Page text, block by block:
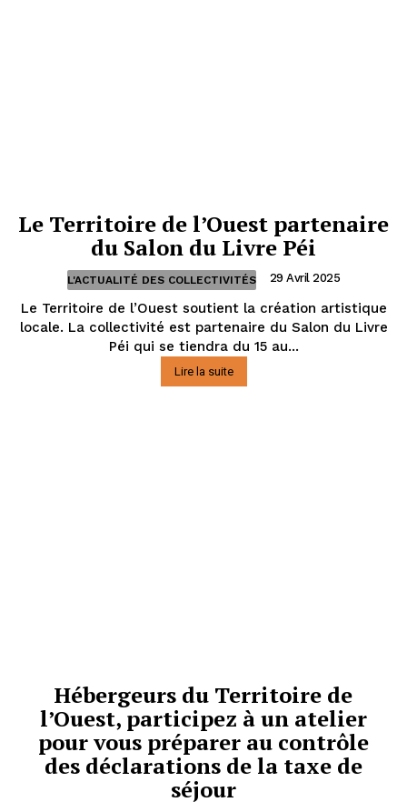
Le Territoire de l’Ouest partenaire
du Salon du Livre Péi
L'ACTUALITÉ DES COLLECTIVITÉS 29 Avril 2025
Le Territoire de l’Ouest soutient la création artistique
locale. La collectivité est partenaire du Salon du Livre
Péi qui se tiendra du 15 au...
Lire la suite
Hébergeurs du Territoire de
l’Ouest, participez à un atelier
pour vous préparer au contrôle
des déclarations de la taxe de
séjour